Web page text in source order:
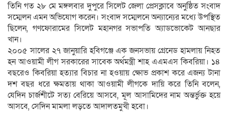
তিনি গত ২৮ মে মঙ্গলবার দুপুরে সিলেট জেলা প্রেসক্লাবে অনুষ্ঠিত সংবাদ
সম্মেলন এমন অভিযোগ করেন। সংবাদ সম্মেলনে অন্যান্যের মধ্যে উপস্থিত
ছিলেন, গণফোরামের সিলেট মহানগর সভাপতি অ্যাডভোকেট আনছার
খান।
২০০৫ সালের ২৭ জানুয়ারি হবিগঞ্জে এক জনসভায় গ্রেনেড হামলায় নিহত
হন আওয়ামী লীগ সরকারের সাবেক অর্থমন্ত্রী শাহ এএমএস কিবরিয়া। ১৪
বছরেও কিবরিয়া হত্যার বিচার না হওয়ায় ক্ষোভ প্রকাশ করে এজন্য টানা
দশ বছর ধরে ক্ষমতায় থাকা আওয়ামী লীগকে দায়ি করে তিনি বলেন,
যেদিন চার্জশীটে সত্য বেরিয়ে আসবে, মূল আসামিদের নাম অন্তর্ভুক্ত হয়ে
আসবে, সেদিন মামলা লড়তে আদালতমুখী হবো।